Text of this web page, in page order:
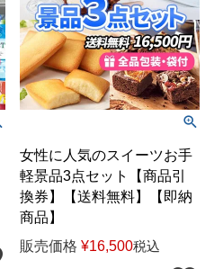
女性に人気のスイーツお手
軽景品3点セット【商品引
換券】【送料無料】【即納
商品】
販売価格 ¥16,500税込